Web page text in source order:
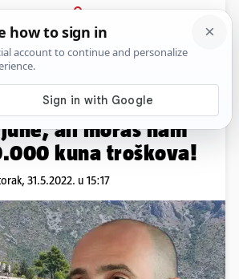
PRIJAVA
News Komentari
Paladinu: Nećeš
ali moraš nam
kuna troškova!
31.5.2022. u 15:17